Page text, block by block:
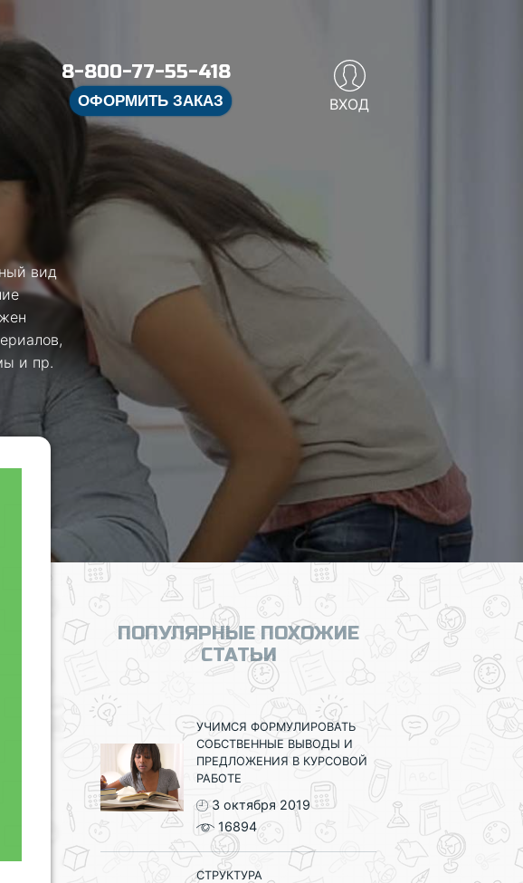
8-800-77-55-418
ОФОРМИТЬ ЗАКАЗ ВХОД
вид
и пр.
ПОПУЛЯРНЫЕ ПОХОЖИЕ
СТАТЬИ
УЧИМСЯ ФОРМУЛИРОВАТЬ
СОБСТВЕННЫЕ ВЫВОДЫ И
ПРЕДЛОЖЕНИЯ В КУРСОВОЙ
РАБОТЕ
3 октября 2019
16894
СТРУКТУРА